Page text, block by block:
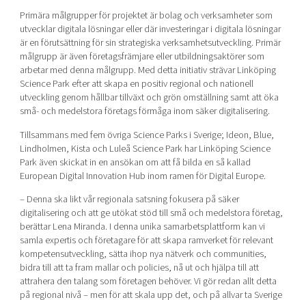
Primära målgrupper för projektet är bolag och verksamheter som
utvecklar digitala lösningar eller där investeringar i digitala lösningar
är en förutsättning för sin strategiska verksamhetsutveckling. Primär
målgrupp är även företagsfrämjare eller utbildningsaktörer som
arbetar med denna målgrupp. Med detta initiativ strävar Linköping
Science Park efter att skapa en positiv regional och nationell
utveckling genom hållbar tillväxt och grön omställning samt att öka
små- och medelstora företags förmåga inom säker digitalisering.
Tillsammans med fem övriga Science Parks i Sverige; Ideon, Blue,
Lindholmen, Kista och Luleå Science Park har Linköping Science
Park även skickat in en ansökan om att få bilda en så kallad
European Digital Innovation Hub inom ramen för Digital Europe.
– Denna ska likt vår regionala satsning fokusera på säker
digitalisering och att ge utökat stöd till små och medelstora företag,
berättar Lena Miranda. I denna unika samarbetsplattform kan vi
samla expertis och företagare för att skapa ramverket för relevant
kompetensutveckling, sätta ihop nya nätverk och communities,
bidra till att ta fram mallar och policies, nå ut och hjälpa till att
attrahera den talang som företagen behöver. Vi gör redan allt detta
på regional nivå – men för att skala upp det, och på allvar ta Sverige